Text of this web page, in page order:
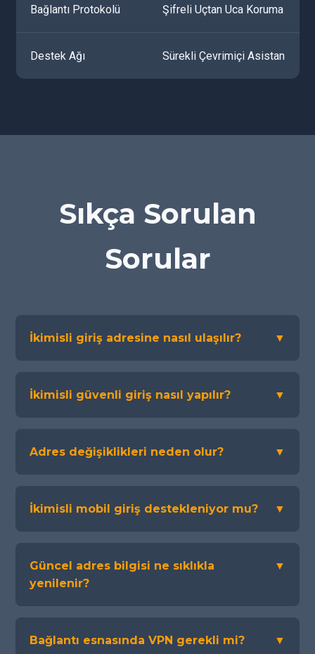
Bağlantı Protokolü Şifreli Uçtan Uca Koruma
Destek Ağı Sürekli Çevrimiçi Asistan
Sıkça Sorulan
Sorular
İkimisli giriş adresine nasıl ulaşılır? ▼
İkimisli güvenli giriş nasıl yapılır? ▼
Adres değişiklikleri neden olur? ▼
İkimisli mobil giriş destekleniyor mu? ▼
Güncel adres bilgisi ne sıklıkla
yenilenir?
▼
Bağlantı esnasında VPN gerekli mi? ▼